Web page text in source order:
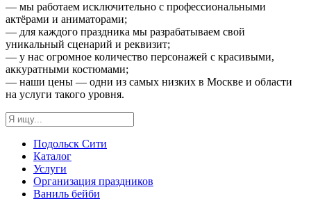
— мы работаем исключительно с профессиональными
актёрами и аниматорами;
— для каждого праздника мы разрабатываем свой
уникальный сценарий и реквизит;
— у нас огромное количество персонажей с красивыми,
аккуратными костюмами;
— наши цены — одни из самых низких в Москве и области
на услуги такого уровня.
Подольск Сити
Каталог
Услуги
Организация праздников
Ваниль бейби